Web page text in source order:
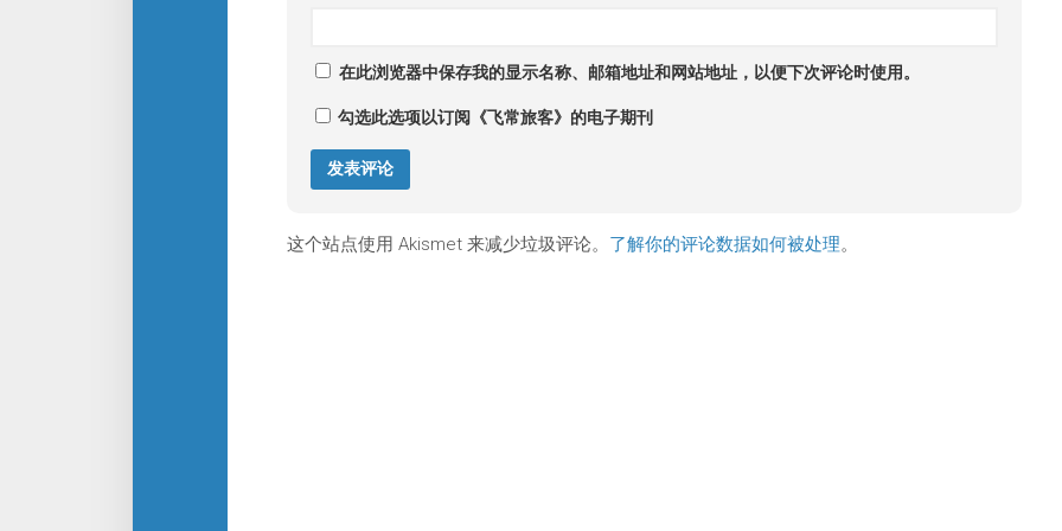
在此浏览器中保存我的显示名称、邮箱地址和网站地址，以便下次评论时使用。
勾选此选项以订阅《飞常旅客》的电子期刊
这个站点使用 Akismet 来减少垃圾评论。 了解你的评论数据如何被处理。